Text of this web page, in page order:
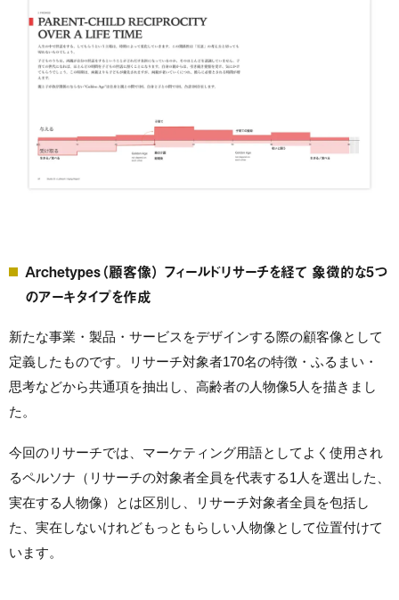
Archetypes（顧客像） フィールドリサーチを経て 象徴的な5つ
のアーキタイプを作成
新たな事業・製品・サービスをデザインする際の顧客像として
定義したものです。リサーチ対象者170名の特徴・ふるまい・
思考などから共通項を抽出し、高齢者の人物像5人を描きまし
た。
今回のリサーチでは、マーケティング用語としてよく使用され
るペルソナ（リサーチの対象者全員を代表する1人を選出した、
実在する人物像）とは区別し、リサーチ対象者全員を包括し
た、実在しないけれどもっともらしい人物像として位置付けて
います。